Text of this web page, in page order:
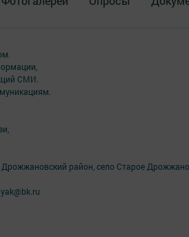
СМИ.
район, село Старое